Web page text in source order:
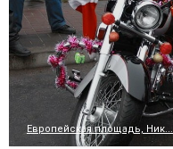
Европейская площадь, Ник...